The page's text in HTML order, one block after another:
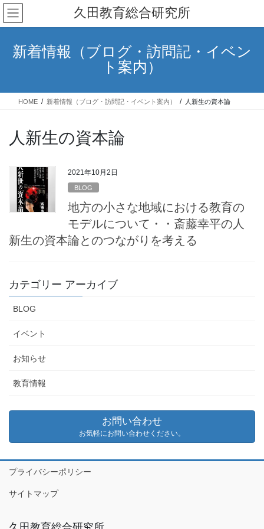
コ
ン
テ
キ
ナ
ビ
ゲ
に
久田教育総合研究所
新着情報（ブログ・訪問記・イベン
ト案内）
HOME 新着情報（ブログ・訪問記・イベント案内） 人新生の資本論
人新生の資本論
2021年10月2日
BLOG
地方の小さな地域における教育の
モデルについて・・斎藤幸平の人
新生の資本論とのつながりを考える
カテゴリー アーカイブ
BLOG
イベント
お知らせ
教育情報
お問い合わせ
お気軽にお問い合わせください。
プライバシーポリシー
サイトマップ